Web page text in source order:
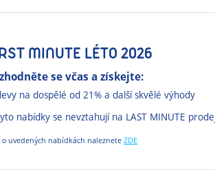
MINUTE LÉTO 2026
se včas a získejte:
na dospělé od 21% a další skvělé výhody
nabídky se nevztahují na LAST MINUTE
o uvedených nabídkách naleznete ZDE